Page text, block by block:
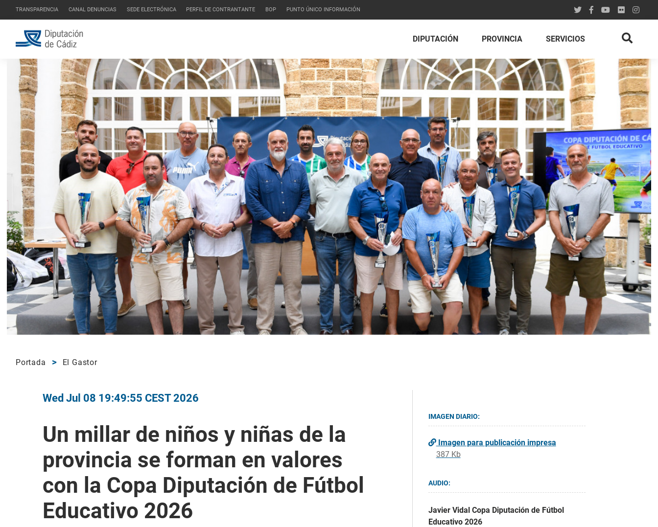
TRANSPARENCIA CANAL DENUNCIAS SEDE ELECTRÓNICA PERFIL DE CONTRANTANTE BOP PUNTO ÚNICO INFORMACIÓN
DIPUTACIÓN PROVINCIA SERVICIOS
Portada El Gastor
Wed Jul 08 19:49:55 CEST 2026
Un millar de niños y niñas de la
provincia se forman en valores
con la Copa Diputación de Fútbol
Educativo 2026
IMAGEN DIARIO:
Imagen para publicación impresa
387 Kb
AUDIO:
Javier Vidal Copa Diputación de Fútbol
Educativo 2026